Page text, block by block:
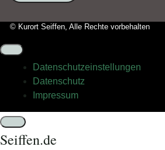
Sie
das
© Kurort Seiffen, Alle Rechte vorbehalten
Datenschutz­einstellungen
Datenschutz
Impressum
Schließen
Seiffen.de